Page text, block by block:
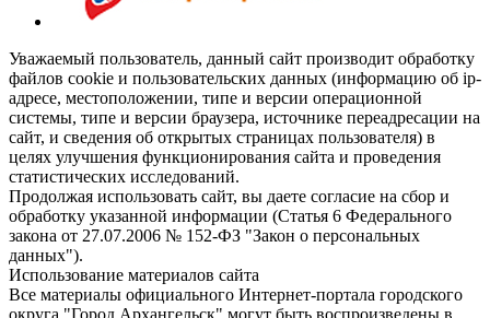
Уважаемый пользователь, данный сайт производит обработку
файлов cookie и пользовательских данных (информацию об ip-
адресе, местоположении, типе и версии операционной
системы, типе и версии браузера, источнике переадресации на
сайт, и сведения об открытых страницах пользователя) в
целях улучшения функционирования сайта и проведения
статистических исследований.
Продолжая использовать сайт, вы даете согласие на сбор и
обработку указанной информации (Статья 6 Федерального
закона от 27.07.2006 № 152-ФЗ "Закон о персональных
данных").
Использование материалов сайта
Все материалы официального Интернет-портала городского
округа "Город Архангельск" могут быть воспроизведены в